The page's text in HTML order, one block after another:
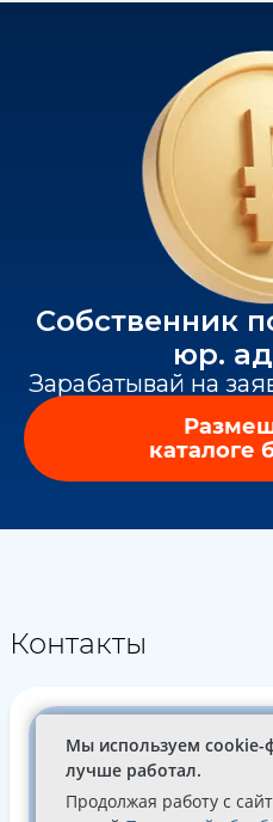
Собственник
юр.
Зарабатывай на
каталоге
Контакты
Мы используем cookie-
лучше работал.
Продолжая работу с